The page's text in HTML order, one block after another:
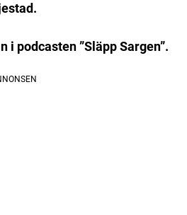
podcasten ”Släpp Sargen”.